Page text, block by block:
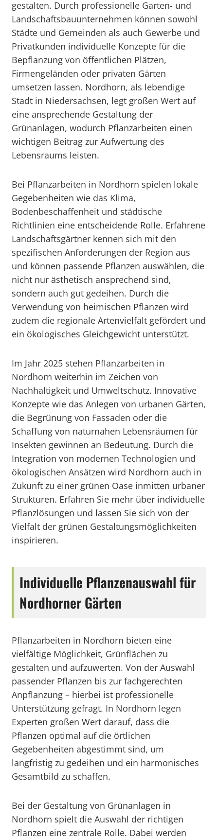
gestalten. Durch professionelle Garten- und
Landschaftsbauunternehmen können sowohl
Städte und Gemeinden als auch Gewerbe und
Privatkunden individuelle Konzepte für die
Bepflanzung von öffentlichen Plätzen,
Firmengeländen oder privaten Gärten
umsetzen lassen. Nordhorn, als lebendige
Stadt in Niedersachsen, legt großen Wert auf
eine ansprechende Gestaltung der
Grünanlagen, wodurch Pflanzarbeiten einen
wichtigen Beitrag zur Aufwertung des
Lebensraums leisten.
Bei Pflanzarbeiten in Nordhorn spielen lokale
Gegebenheiten wie das Klima,
Bodenbeschaffenheit und städtische
Richtlinien eine entscheidende Rolle. Erfahrene
Landschaftsgärtner kennen sich mit den
spezifischen Anforderungen der Region aus
und können passende Pflanzen auswählen, die
nicht nur ästhetisch ansprechend sind,
sondern auch gut gedeihen. Durch die
Verwendung von heimischen Pflanzen wird
zudem die regionale Artenvielfalt gefördert und
ein ökologisches Gleichgewicht unterstützt.
Im Jahr 2025 stehen Pflanzarbeiten in
Nordhorn weiterhin im Zeichen von
Nachhaltigkeit und Umweltschutz. Innovative
Konzepte wie das Anlegen von urbanen Gärten,
die Begrünung von Fassaden oder die
Schaffung von naturnahen Lebensräumen für
Insekten gewinnen an Bedeutung. Durch die
Integration von modernen Technologien und
ökologischen Ansätzen wird Nordhorn auch in
Zukunft zu einer grünen Oase inmitten urbaner
Strukturen. Erfahren Sie mehr über individuelle
Pflanzlösungen und lassen Sie sich von der
Vielfalt der grünen Gestaltungsmöglichkeiten
inspirieren.
Individuelle Pflanzenauswahl für
Nordhorner Gärten
Pflanzarbeiten in Nordhorn bieten eine
vielfältige Möglichkeit, Grünflächen zu
gestalten und aufzuwerten. Von der Auswahl
passender Pflanzen bis zur fachgerechten
Anpflanzung – hierbei ist professionelle
Unterstützung gefragt. In Nordhorn legen
Experten großen Wert darauf, dass die
Pflanzen optimal auf die örtlichen
Gegebenheiten abgestimmt sind, um
langfristig zu gedeihen und ein harmonisches
Gesamtbild zu schaffen.
Bei der Gestaltung von Grünanlagen in
Nordhorn spielt die Auswahl der richtigen
Pflanzen eine zentrale Rolle. Dabei werden